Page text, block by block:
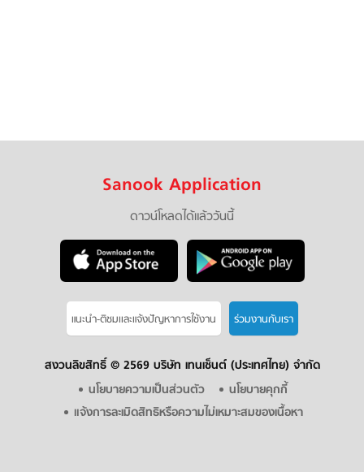
Sanook Application
ดาวน์โหลดได้แล้ววันนี้
แนะนำ-ติชมเเละแจ้งปัญหาการใช้งาน ร่วมงานกับเรา
สงวนลิขสิทธิ์ © 2569 บริษัท เทนเซ็นต์ (ประเทศไทย) จำกัด
นโยบายความเป็นส่วนตัว
นโยบายคุกกี้
แจ้งการละเมิดสิทธิหรือความไม่เหมาะสมของเนื้อหา